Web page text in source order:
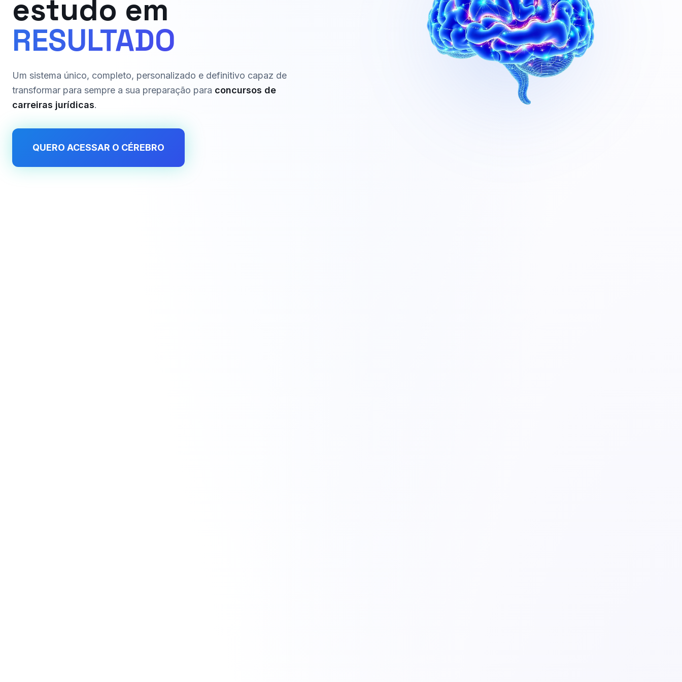
estudo em
RESULTADO
Um sistema único, completo, personalizado e definitivo capaz de
transformar para sempre a sua preparação para concursos de
carreiras jurídicas.
QUERO ACESSAR O CÉREBRO